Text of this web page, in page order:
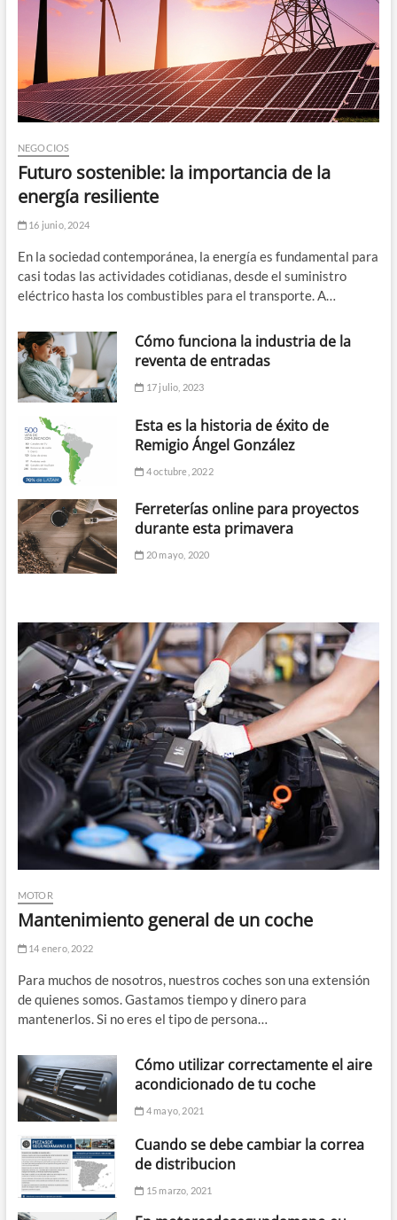
NEGOCIOS
Futuro sostenible: la importancia de la
energía resiliente
16 junio, 2024
En la sociedad contemporánea, la energía es fundamental para
casi todas las actividades cotidianas, desde el suministro
eléctrico hasta los combustibles para el transporte. A…
Cómo funciona la industria de la
reventa de entradas
17 julio, 2023
Esta es la historia de éxito de
Remigio Ángel González
4 octubre, 2022
Ferreterías online para proyectos
durante esta primavera
20 mayo, 2020
MOTOR
Mantenimiento general de un coche
14 enero, 2022
Para muchos de nosotros, nuestros coches son una extensión
de quienes somos. Gastamos tiempo y dinero para
mantenerlos. Si no eres el tipo de persona…
Cómo utilizar correctamente el aire
acondicionado de tu coche
4 mayo, 2021
Cuando se debe cambiar la correa
de distribucion
15 marzo, 2021